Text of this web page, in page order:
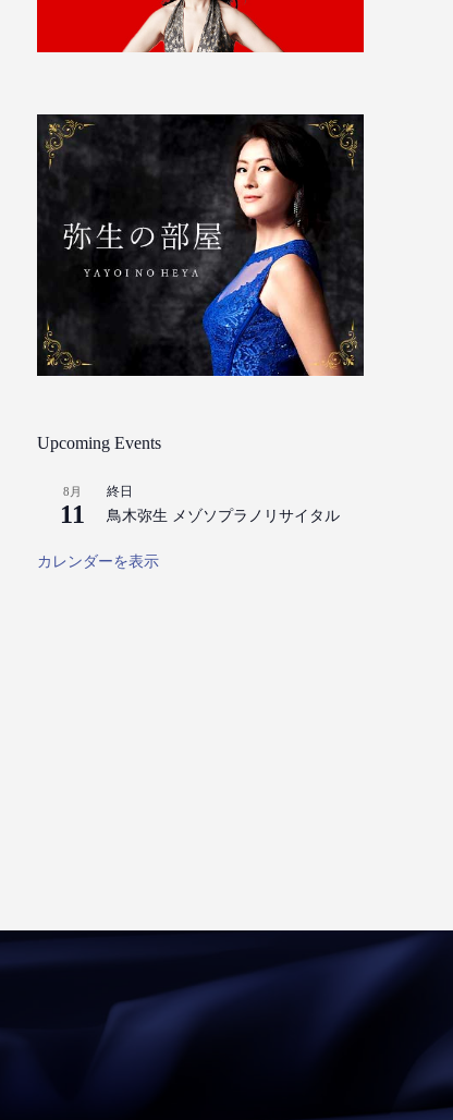
Upcoming Events
8月
11
終日
鳥木弥生 メゾソプラノリサイタル
カレンダーを表示